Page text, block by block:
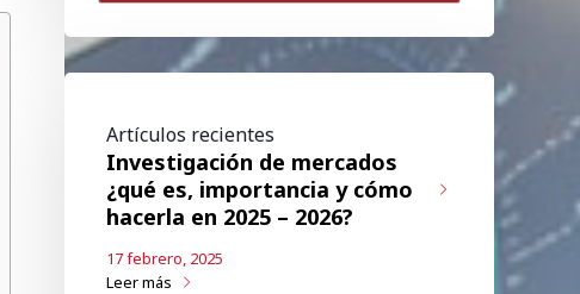
Artículos recientes
Investigación de mercados
¿qué es, importancia y cómo
hacerla en 2025 – 2026?
17 febrero, 2025
Leer más